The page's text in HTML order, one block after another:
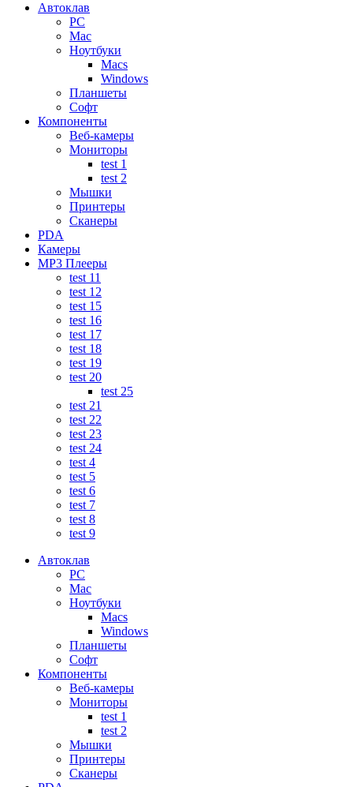
Автоклав
PC
Mac
Ноутбуки
Macs
Windows
Планшеты
Софт
Компоненты
Веб-камеры
Мониторы
test 1
test 2
Мышки
Принтеры
Сканеры
PDA
Камеры
MP3 Плееры
test 11
test 12
test 15
test 16
test 17
test 18
test 19
test 20
test 25
test 21
test 22
test 23
test 24
test 4
test 5
test 6
test 7
test 8
test 9
Автоклав
PC
Mac
Ноутбуки
Macs
Windows
Планшеты
Софт
Компоненты
Веб-камеры
Мониторы
test 1
test 2
Мышки
Принтеры
Сканеры